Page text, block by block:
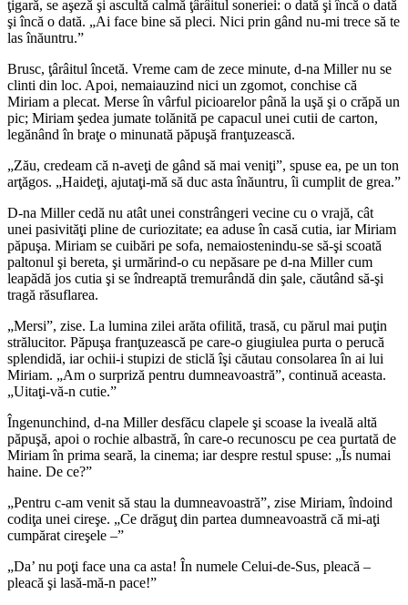
ţigară, se aşeză şi ascultă calmă ţârâitul soneriei: o dată şi încă o dată
şi încă o dată. „Ai face bine să pleci. Nici prin gând nu-mi trece să te
las înăuntru.”
Brusc, ţârâitul încetă. Vreme cam de zece minute, d-na Miller nu se
clinti din loc. Apoi, nemaiauzind nici un zgomot, conchise că
Miriam a plecat. Merse în vârful picioarelor până la uşă şi o crăpă un
pic; Miriam şedea jumate tolănită pe capacul unei cutii de carton,
legănând în braţe o minunată păpuşă franţuzească.
„Zău, credeam că n-aveţi de gând să mai veniţi”, spuse ea, pe un ton
arţăgos. „Haideţi, ajutaţi-mă să duc asta înăuntru, îi cumplit de grea.”
D-na Miller cedă nu atât unei constrângeri vecine cu o vrajă, cât
unei pasivităţi pline de curiozitate; ea aduse în casă cutia, iar Miriam
păpuşa. Miriam se cuibări pe sofa, nemaiostenindu-se să-şi scoată
paltonul şi bereta, şi urmărind-o cu nepăsare pe d-na Miller cum
leapădă jos cutia şi se îndreaptă tremurândă din şale, căutând să-şi
tragă răsuflarea.
„Mersi”, zise. La lumina zilei arăta ofilită, trasă, cu părul mai puţin
strălucitor. Păpuşa franţuzească pe care-o giugiulea purta o perucă
splendidă, iar ochii-i stupizi de sticlă îşi căutau consolarea în ai lui
Miriam. „Am o surpriză pentru dumneavoastră”, continuă aceasta.
„Uitaţi-vă-n cutie.”
Îngenunchind, d-na Miller desfăcu clapele şi scoase la iveală altă
păpuşă, apoi o rochie albastră, în care-o recunoscu pe cea purtată de
Miriam în prima seară, la cinema; iar despre restul spuse: „Îs numai
haine. De ce?”
„Pentru c-am venit să stau la dumneavoastră”, zise Miriam, îndoind
codiţa unei cireşe. „Ce drăguţ din partea dumneavoastră că mi-aţi
cumpărat cireşele –”
„Da’ nu poţi face una ca asta! În numele Celui-de-Sus, pleacă –
pleacă şi lasă-mă-n pace!”